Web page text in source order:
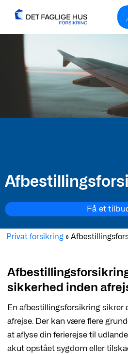
Få et
Privat forsikring »
sikkerhed inden
En afbestillingsforsikring sikrer
afrejse. Der kan være flere
at aflyse din ferierejse til
akut opstået sygdom eller